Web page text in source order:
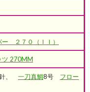
ー ２７０（ＩＩ）
ツ 270MM
、 一刀真鯛8号 フロー